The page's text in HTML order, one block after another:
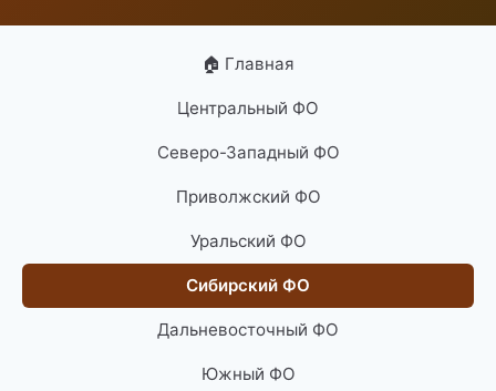
🏠 Главная
Центральный ФО
Северо-Западный ФО
Приволжский ФО
Уральский ФО
Сибирский ФО
Дальневосточный ФО
Южный ФО